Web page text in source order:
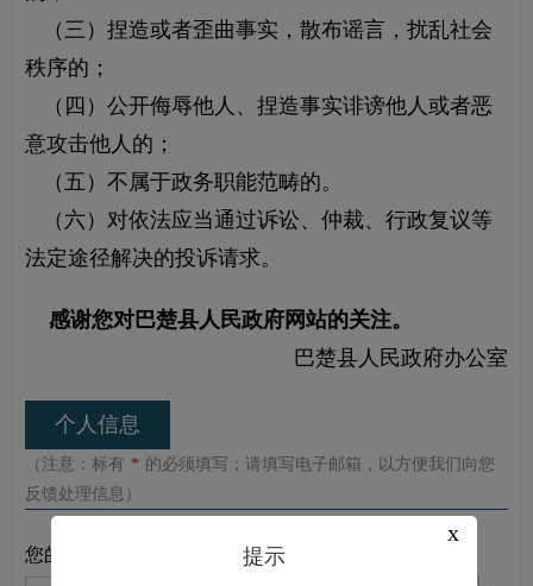
（三）捏造或者歪曲事实，散布谣言，扰乱社会
秩序的；
（四）公开侮辱他人、捏造事实诽谤他人或者恶
意攻击他人的；
（五）不属于政务职能范畴的。
（六）对依法应当通过诉讼、仲裁、行政复议等
法定途径解决的投诉请求。
感谢您对巴楚县人民政府网站的关注。
巴楚县人民政府办公室
个人信息
（注意：标有 * 的必须填写；请填写电子邮箱，以方便我们向您
反馈处理信息）
您的姓名：
x
提示